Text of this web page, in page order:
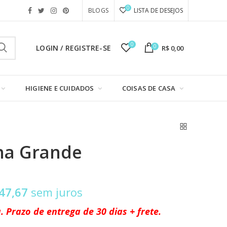
BLOGS 0 LISTA DE DESEJOS
LOGIN / REGISTRE-SE 0 0 R$ 0,00
HIGIENE E CUIDADOS COISAS DE CASA
Grande
sem juros
Prazo de entrega de 30 dias + frete.